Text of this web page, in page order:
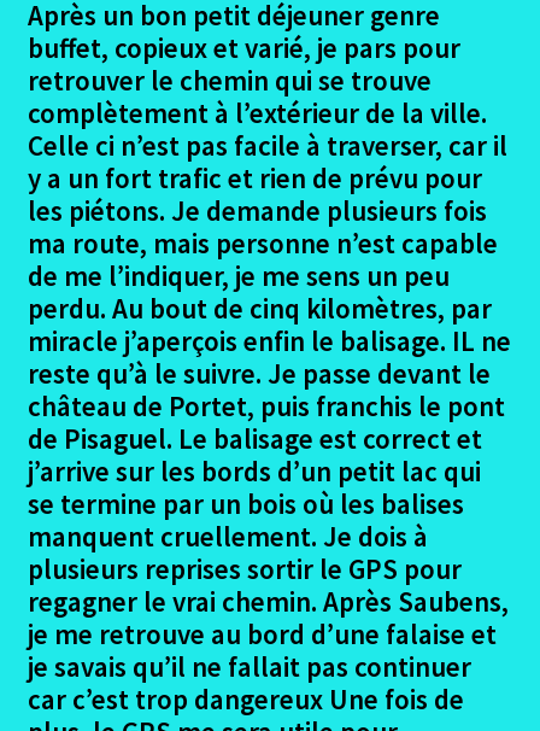
Podiensis – Figeac – Moissac
enfant
Porto – Santiago
le
menu
enfant
La Garona – Toulouse Lourdes
le
menu
enfant
La Garona – Projet – Préparation – Déroulement
Le trajet – La garona
le
menu
enfant
Nîmes – Toulouse
Toulouse Photos
Portet sur Garonne – Muret
Portet-Muret Photos
Muret – Rieux Volvestre
Muret-Rieux photos
Après un bon petit déjeuner genre
buffet, copieux et varié, je pars pour
retrouver le chemin qui se trouve
complètement à l’extérieur de la ville.
Celle ci n’est pas facile à traverser, car il
y a un fort trafic et rien de prévu pour
les piétons. Je demande plusieurs fois
ma route, mais personne n’est capable
de me l’indiquer, je me sens un peu
perdu. Au bout de cinq kilomètres, par
miracle j’aperçois enfin le balisage. IL ne
reste qu’à le suivre. Je passe devant le
château de Portet, puis franchis le pont
de Pisaguel. Le balisage est correct et
j’arrive sur les bords d’un petit lac qui
se termine par un bois où les balises
manquent cruellement. Je dois à
plusieurs reprises sortir le GPS pour
regagner le vrai chemin. Après Saubens,
je me retrouve au bord d’une falaise et
je savais qu’il ne fallait pas continuer
car c’est trop dangereux Une fois de